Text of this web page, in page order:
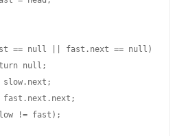
== null || fast.next == null)
null;
slow.next;
!= fast);